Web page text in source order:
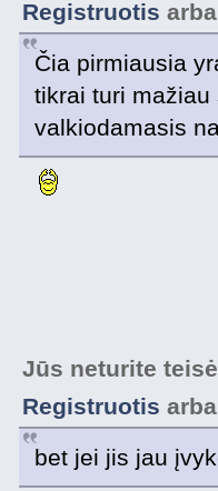
Registruotis
Čia pirmiausia
tikrai turi
valkiodamasis
Jūs neturite
Registruotis
bet jei jis jau